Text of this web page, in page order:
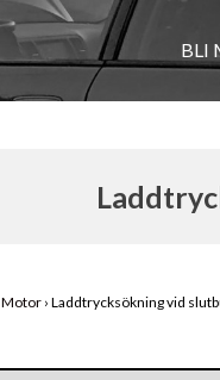
BLI
Motor › Laddtrycksökning vid